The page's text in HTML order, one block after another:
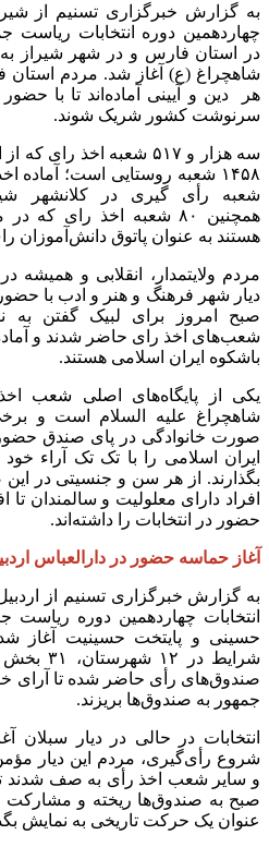
به گزارش خبرگزاری تسنیم از
چهاردهمین دوره انتخابات
در استان فارس و در شهر
شاهچراغ (ع) آغاز شد. مردم
هر دین و آیینی آماده‌اند تا با
سرنوشت کشور شریک شوند.
شعبه رأی گیری در کلانشهر
همچنین ۸۰ شعبه اخذ رای
هستند به عنوان پاتوق دانش‌آموزان
مردم ولایتمدار، انقلابی و
دیار شهر فرهنگ و هنر و ادب با
صبح امروز برای لبیک گفتن به
شعب‌های اخذ رای حاضر شدند و
باشکوه ایران اسلامی هستند.
یکی از پایگاه‌های اصلی شعب
شاهچراغ علیه السلام است و
صورت خانوادگی در پای صندق حضور
ایران اسلامی را با تک تک آراء
بگذارند. از هر سن و جنسیتی در
افراد دارای معلولیت و سالمندان
حضور در انتخابات را داشته‌اند.
آغاز حماسه حضور در دارالعباس
به گزارش خبرگزاری تسنیم از
انتخابات چهاردهمین دوره
حسینی و پایتخت حسینیت آغاز شد
صندوق‌های رأی حاضر شده تا آرای
جمهور به صندوق‌ها بریزند.
انتخابات در حالی در دیار سبلان
شروع رأی‌گیری، مردم این دیار
و سایر شعب اخذ رأی به صف شدند
صبح به صندوق‌ها ریخته و مشارکت
عنوان یک حرکت تاریخی به نمایش